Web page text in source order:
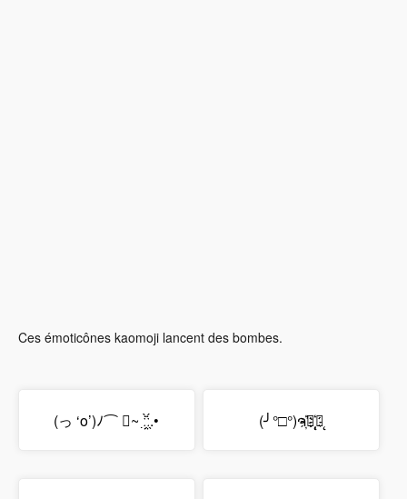
Ces émoticônes kaomoji lancent des bombes.
(っ ‘o’)ﾉ⌒ ~ ː̗̤̣̀̈̇ː̖́.• (╯°□°)ຈ҉̛༽̨҉҉ﾉ̨